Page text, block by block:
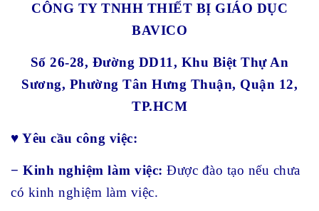
CÔNG TY TNHH THIẾT BỊ GIÁO DỤC
BAVICO
Số 26-28, Đường DD11, Khu Biệt Thự An
Sương, Phường Tân Hưng Thuận, Quận 12,
TP.HCM
♥ Yêu cầu công việc:
− Kinh nghiệm làm việc: Được đào tạo nếu chưa
có kinh nghiệm làm việc.